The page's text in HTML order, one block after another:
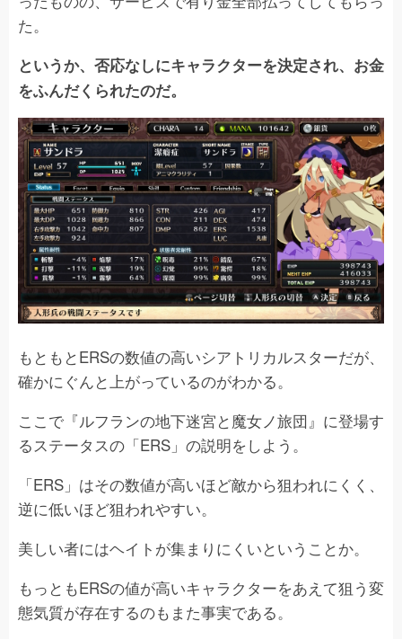
た。
というか、否応なしにキャラクターを決定され、お金
をふんだくられたのだ。
もともとERSの数値の高いシアトリカルスターだが、
確かにぐんと上がっているのがわかる。
ここで『ルフランの地下迷宮と魔女ノ旅団』に登場す
るステータスの「ERS」の説明をしよう。
「ERS」はその数値が高いほど敵から狙われにくく、
逆に低いほど狙われやすい。
美しい者にはヘイトが集まりにくいということか。
もっともERSの値が高いキャラクターをあえて狙う変
態気質が存在するのもまた事実である。